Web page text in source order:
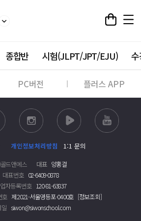
종합반 시험(JLPT/JPT/EJU)
PC버전 플러스 APP
개인정보처리방침
1:1 문의
드앤에스
대표 양홍걸
대표번호 02-6409-0878
자등록번호 120-81-63837
호 제2021-서울영등포-0400호 [정보조회]
siwon@siwonschool.com